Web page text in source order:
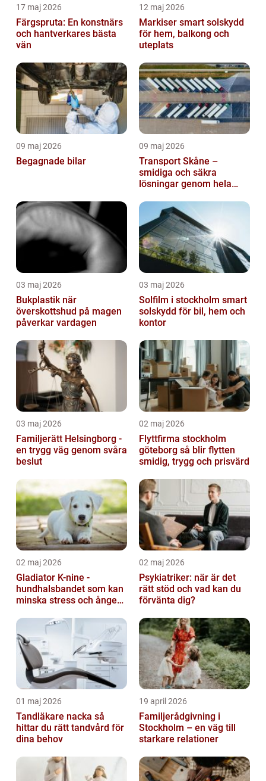
17 maj 2026
Färgspruta: En konstnärs
och hantverkares bästa
vän
12 maj 2026
Markiser smart solskydd
för hem, balkong och
uteplats
09 maj 2026
Begagnade bilar
09 maj 2026
Transport Skåne –
smidiga och säkra
lösningar genom hela
03 maj 2026
Bukplastik när
överskottshud på magen
påverkar vardagen
03 maj 2026
Solfilm i stockholm smart
solskydd för bil, hem och
kontor
03 maj 2026
Familjerätt Helsingborg -
en trygg väg genom svåra
beslut
02 maj 2026
Flyttfirma stockholm
göteborg så blir flytten
smidig, trygg och prisvärd
02 maj 2026
Gladiator K-nine -
hundhalsbandet som kan
minska stress och ångest
02 maj 2026
Psykiatriker: när är det
rätt stöd och vad kan du
förvänta dig?
01 maj 2026
Tandläkare nacka så
hittar du rätt tandvård för
dina behov
19 april 2026
Familjerådgivning i
Stockholm – en väg till
starkare relationer